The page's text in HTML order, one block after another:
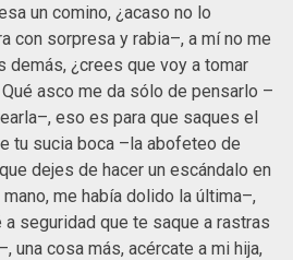
un comino, ¿acaso no lo
con sorpresa y rabia–, a mí no me
demás, ¿crees que voy a tomar
asco me da sólo de pensarlo –
eso es para que saques el
tu sucia boca –la abofeteo de
dejes de hacer un escándalo en
me había dolido la última–,
seguridad que te saque a rastras
una cosa más, acércate a mi hija,